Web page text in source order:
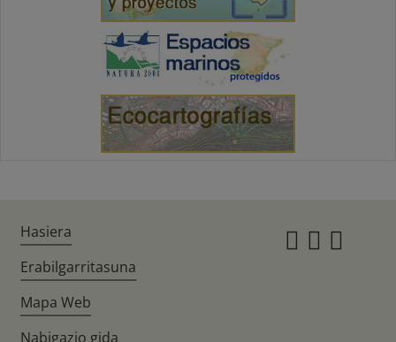
Hasiera
Erabilgarritasuna
Mapa Web
Nabigazio gida